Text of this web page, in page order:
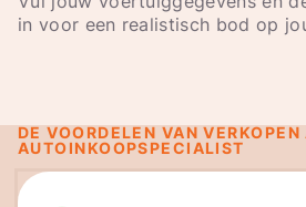
in voor een realistisch bod op
DE VOORDELEN VAN VERKOPEN
AUTOINKOOPSPECIALIST